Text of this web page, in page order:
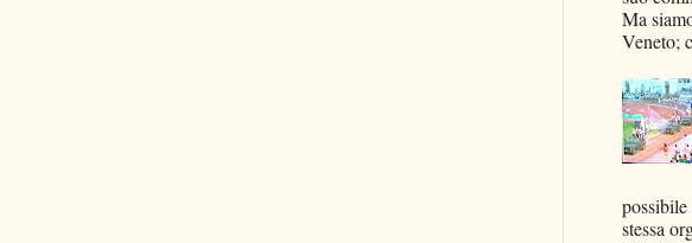
Ma
Veneto;
possibile
stessa